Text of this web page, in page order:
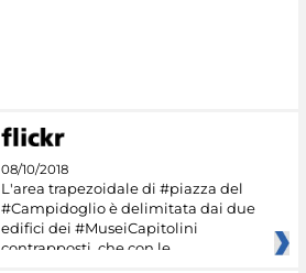
08/10/2018
L'area trapezoidale di #piazza del
#Campidoglio è delimitata dai due
edifici dei #MuseiCapitolini
contrapposti, che con le